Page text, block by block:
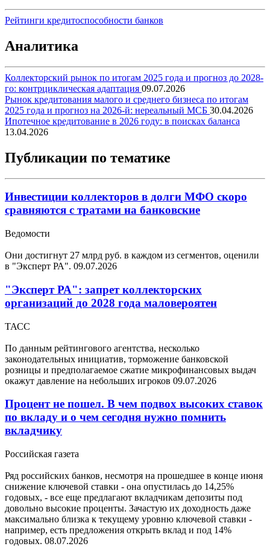
Рейтинги кредитоспособности банков
Аналитика
Коллекторский рынок по итогам 2025 года и прогноз до 2028-
го: контрциклическая адаптация 09.07.2026
Рынок кредитования малого и среднего бизнеса по итогам
2025 года и прогноз на 2026-й: нереальный МСБ 30.04.2026
Ипотечное кредитование в 2026 году: в поисках баланса
13.04.2026
Публикации по тематике
Инвестиции коллекторов в долги МФО скоро
сравняются с тратами на банковские
Ведомости
Они достигнут 27 млрд руб. в каждом из сегментов, оценили
в "Эксперт РА". 09.07.2026
"Эксперт РА": запрет коллекторских
организаций до 2028 года маловероятен
ТАСС
По данным рейтингового агентства, несколько
законодательных инициатив, торможение банковской
розницы и предполагаемое сжатие микрофинансовых выдач
окажут давление на небольших игроков 09.07.2026
Процент не пошел. В чем подвох высоких ставок
по вкладу и о чем сегодня нужно помнить
вкладчику
Российская газета
Ряд российских банков, несмотря на прошедшее в конце июня
снижение ключевой ставки - она опустилась до 14,25%
годовых, - все еще предлагают вкладчикам депозиты под
довольно высокие проценты. Зачастую их доходность даже
максимально близка к текущему уровню ключевой ставки -
например, есть предложения открыть вклад и под 14%
годовых. 08.07.2026